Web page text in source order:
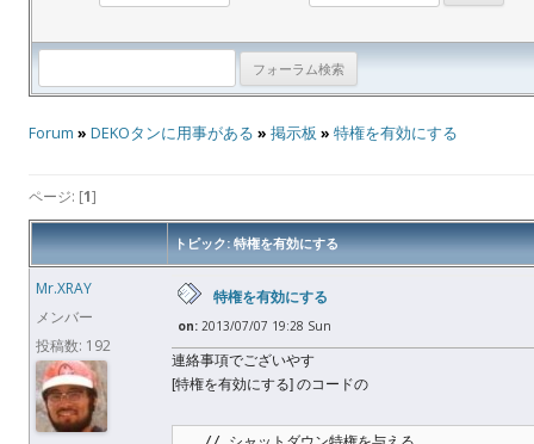
Forum » DEKOタンに用事がある » 掲示板 » 特権を有効にする
ページ: [1]
トピック: 特権を有効にする
Mr.XRAY
メンバー
投稿数: 192
特権を有効にする
on: 2013/07/07 19:28 Sun
連絡事項でございやす
[特権を有効にする] のコードの